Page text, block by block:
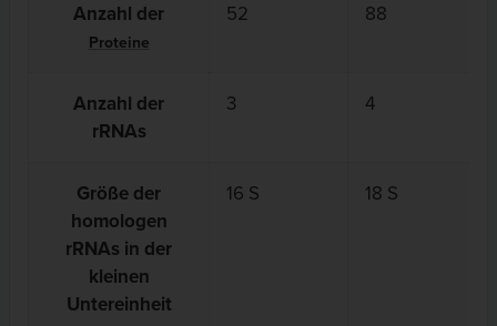
Anzahl der
Proteine
52 88
Anzahl der
rRNAs
3 4
Größe der
homologen
rRNAs in der
kleinen
Untereinheit
16 S 18 S